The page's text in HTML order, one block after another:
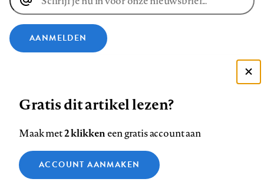
E-
mailadres
AANMELDEN
ons
op
Facebook
ons
op
LinkedIn
ons
op
Bluesky
ons
op
Instagram
ons
op
YouTube
ons
Footer
Contact Colofon Disclaimer Privacy
Medische vragen verdienen
Zie onze cookie policy
Analytische cookies
Gratis dit artikel lezen?
Maak met2 klikkeneen gratis account aan
ACCOUNT AANMAKEN